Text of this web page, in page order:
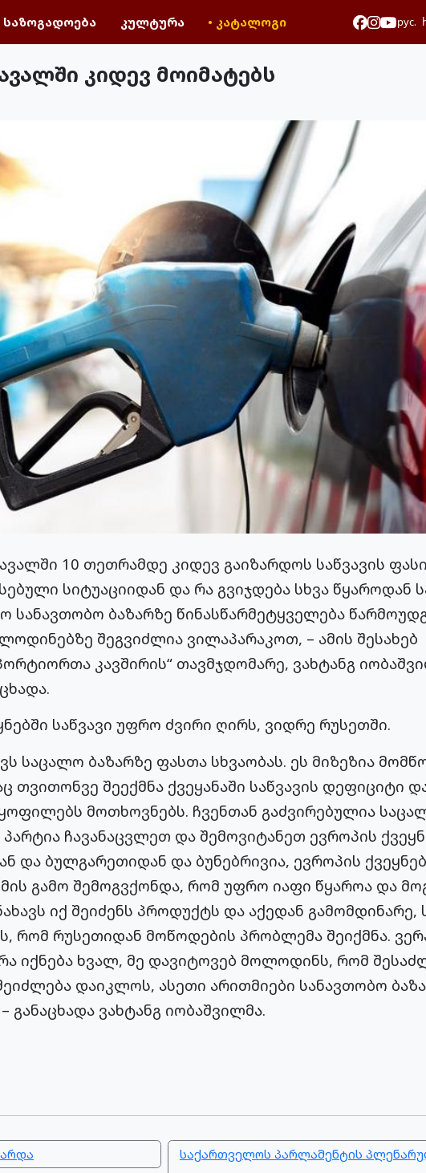
საზოგადოება კულტურა • კატალოგი рус.
კიდევ მოიმატებს
10 თეთრამდე კიდევ გაიზარდოს საწვავის
სიტუაციიდან და რა გვიჯდება სხვა წყაროდან
სანავთობო ბაზარზე წინასწარმეტყველება
შეგვიძლია ვილაპარაკოთ, – ამის შესახებ
კავშირის“ თავმჯდომარე, ვახტანგ
საწვავი უფრო ძვირი ღირს, ვიდრე რუსეთში.
საცალო ბაზარზე ფასთა სხვაობას. ეს მიზეზია
თვითონვე შეექმნა ქვეყანაში საწვავის დეფიციტი
მოთხოვნებს. ჩვენთან გაძვირებულია
ჩავანაცვლეთ და შემოვიტანეთ ევროპის
და ბულგარეთიდან და ბუნებრივია, ევროპის
გამო შემოგვქონდა, რომ უფრო იაფი წყაროა და
იქ შეიძენს პროდუქტს და აქედან გამომდინარე,
რომ რუსეთიდან მოწოდების პრობლემა შეიქმნა.
რა იქნება ხვალ, მე დავიტოვებ მოლოდინს, რომ
დაიკლოს, ასეთი არითმიები სანავთობო
ვახტანგ იობაშვილმა.
საქართველოს პარლამენტის